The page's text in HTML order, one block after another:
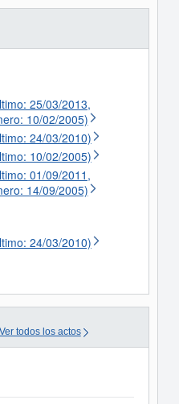
25/03/2013,
10/02/2005)
24/03/2010)
10/02/2005)
01/09/2011,
14/09/2005)
24/03/2010)
Ver todos los actos